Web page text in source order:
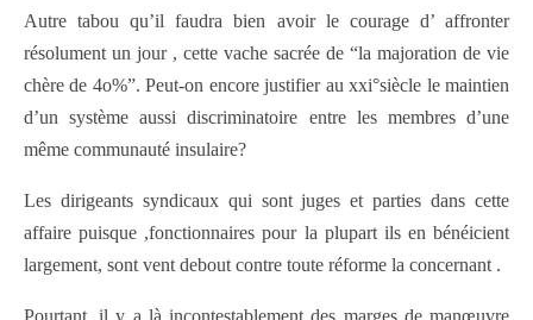
Autre tabou qu’il faudra bien avoir le courage d’ affronter
résolument un jour , cette vache sacrée de “la majoration de vie
chère de 4o%”. Peut-on encore justifier au xxi°siècle le maintien
d’un système aussi discriminatoire entre les membres d’une
même communauté insulaire?
Les dirigeants syndicaux qui sont juges et parties dans cette
affaire puisque ,fonctionnaires pour la plupart ils en bénéicient
largement, sont vent debout contre toute réforme la concernant .
Pourtant ,il y a là incontestablement des marges de manœuvre